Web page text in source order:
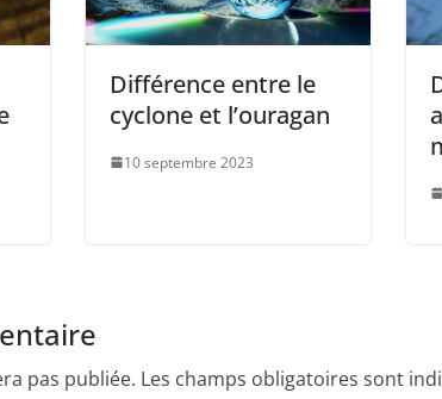
Différence entre le
cyclone et l’ouragan
10 septembre 2023
pas publiée. Les champs obligatoires sont